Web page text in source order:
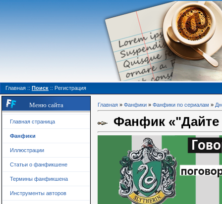
Главная :: Поиск :: Регистрация
Меню сайта
Главная страница
Фанфики
Иллюстрации
Статьи о фанфикшене
Термины фанфикшена
Инструменты авторов
Главная » Фанфики » Фанфики по сериалам »
Фанфик «"Дайте